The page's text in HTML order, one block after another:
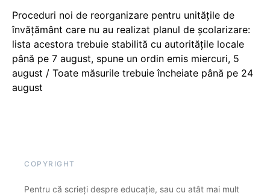
Proceduri noi de reorganizare pentru unitățile de
învățământ care nu au realizat planul de școlarizare:
lista acestora trebuie stabilită cu autoritățile locale
până pe 7 august, spune un ordin emis miercuri, 5
august / Toate măsurile trebuie încheiate până pe 24
august
COPYRIGHT
Pentru că scrieți despre educație, sau cu atât mai mult